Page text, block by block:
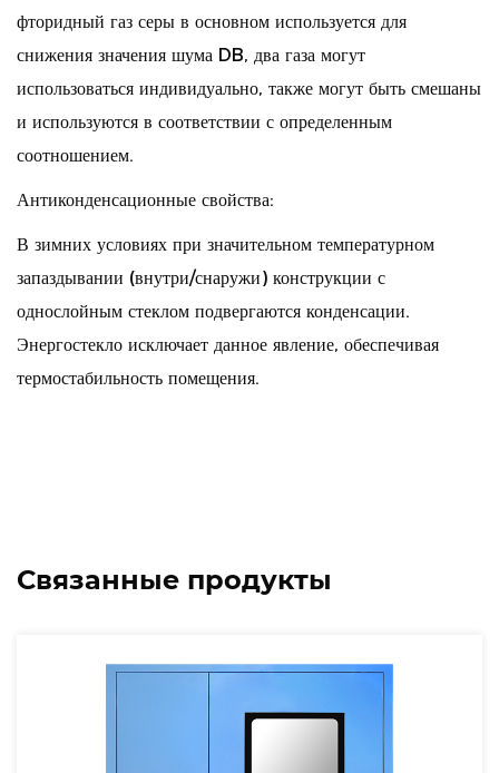
фторидный газ серы в основном используется для
снижения значения шума DB, два газа могут
использоваться индивидуально, также могут быть смешаны
и используются в соответствии с определенным
соотношением.
Антиконденсационные свойства:
В зимних условиях при значительном температурном
запаздывании (внутри/снаружи) конструкции с
однослойным стеклом подвергаются конденсации.
Энергостекло исключает данное явление, обеспечивая
термостабильность помещения.
Связанные продукты